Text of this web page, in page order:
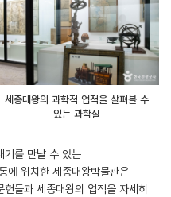
세종대왕의 과학적 업적을 살펴볼 수
있는 과학실
기를 만날 수 있는
에 위치한 세종대왕박물관은
들과 세종대왕의 업적을 자세히